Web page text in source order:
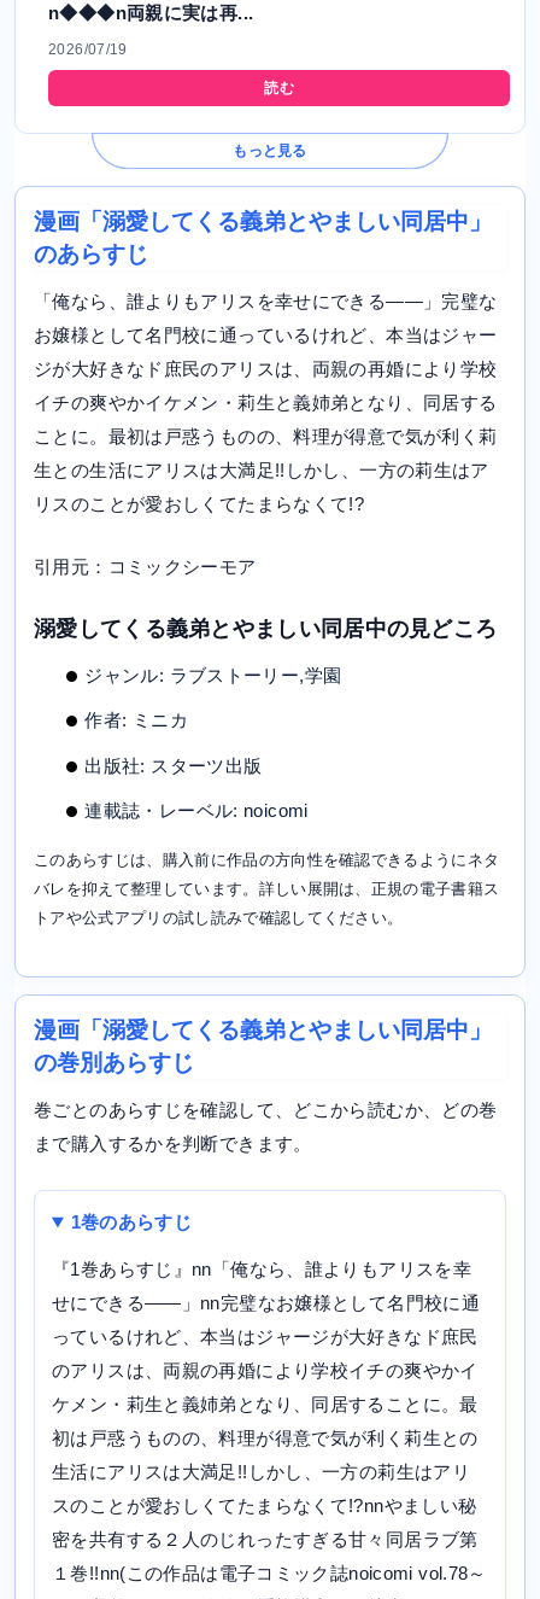
n◆◆◆n両親に実は再...
2026/07/19
読む
もっと見る
漫画「溺愛してくる義弟とやましい同居中」
のあらすじ
「俺なら、誰よりもアリスを幸せにできる――」完璧な
お嬢様として名門校に通っているけれど、本当はジャー
ジが大好きなド庶民のアリスは、両親の再婚により学校
イチの爽やかイケメン・莉生と義姉弟となり、同居する
ことに。最初は戸惑うものの、料理が得意で気が利く莉
生との生活にアリスは大満足!!しかし、一方の莉生はア
リスのことが愛おしくてたまらなくて!?
引用元：コミックシーモア
溺愛してくる義弟とやましい同居中の見どころ
ジャンル: ラブストーリー,学園
作者: ミニカ
出版社: スターツ出版
連載誌・レーベル: noicomi
このあらすじは、購入前に作品の方向性を確認できるようにネタ
バレを抑えて整理しています。詳しい展開は、正規の電子書籍ス
トアや公式アプリの試し読みで確認してください。
漫画「溺愛してくる義弟とやましい同居中」
の巻別あらすじ
巻ごとのあらすじを確認して、どこから読むか、どの巻
まで購入するかを判断できます。
1巻のあらすじ
『1巻あらすじ』nn「俺なら、誰よりもアリスを幸
せにできる――」nn完璧なお嬢様として名門校に通
っているけれど、本当はジャージが大好きなド庶民
のアリスは、両親の再婚により学校イチの爽やかイ
ケメン・莉生と義姉弟となり、同居することに。最
初は戸惑うものの、料理が得意で気が利く莉生との
生活にアリスは大満足!!しかし、一方の莉生はアリ
スのことが愛おしくてたまらなくて!?nnやましい秘
密を共有する２人のじれったすぎる甘々同居ラブ第
１巻!!nn(この作品は電子コミック誌noicomi vol.78～